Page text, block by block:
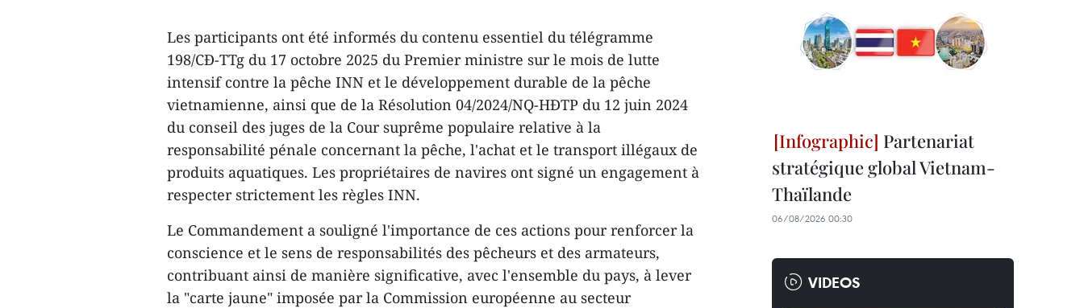
Les participants ont été informés du contenu essentiel du télégramme
198/CĐ-TTg du 17 octobre 2025 du Premier ministre sur le mois de lutte
intensif contre la pêche INN et le développement durable de la pêche
vietnamienne, ainsi que de la Résolution 04/2024/NQ-HĐTP du 12 juin 2024
du conseil des juges de la Cour suprême populaire relative à la
responsabilité pénale concernant la pêche, l'achat et le transport illégaux de
produits aquatiques. Les propriétaires de navires ont signé un engagement à
respecter strictement les règles INN.
Le Commandement a souligné l'importance de ces actions pour renforcer la
conscience et le sens de responsabilités des pêcheurs et des armateurs,
contribuant ainsi de manière significative, avec l'ensemble du pays, à lever
la "carte jaune" imposée par la Commission européenne au secteur
Partenariat
stratégique global Vietnam-
Thaïlande
06/08/2026 00:30
VIDEOS